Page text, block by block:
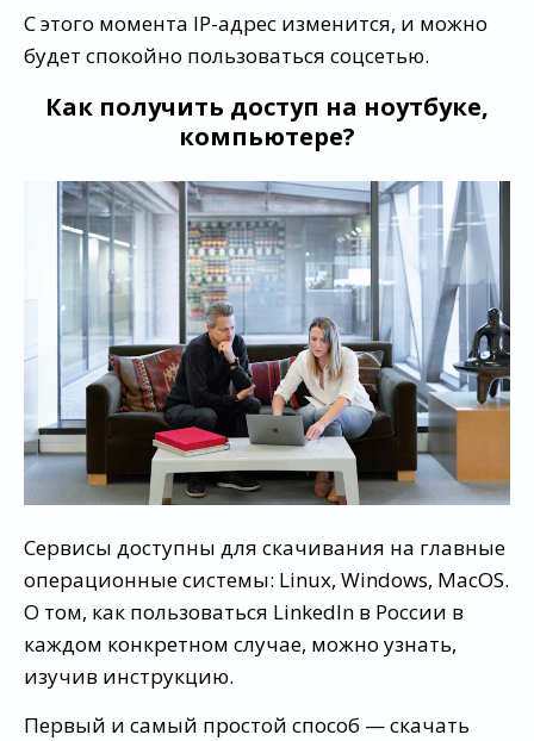
С этого момента IP-адрес изменится, и можно
будет спокойно пользоваться соцсетью.
Как получить доступ на ноутбуке,
компьютере?
Сервисы доступны для скачивания на главные
операционные системы: Linux, Windows, MacOS.
О том, как пользоваться LinkedIn в России в
каждом конкретном случае, можно узнать,
изучив инструкцию.
Первый и самый простой способ — скачать